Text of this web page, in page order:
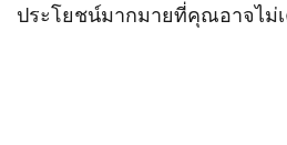
ประโยชน์มากมายที่คุณอาจไม่